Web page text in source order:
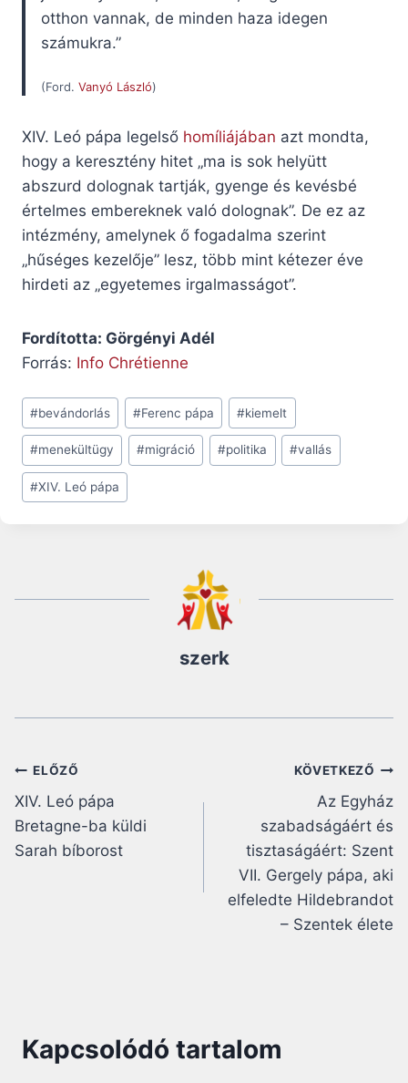
otthon vannak, de minden haza idegen
számukra.”
(Ford. Vanyó László)
XIV. Leó pápa legelső homíliájában azt mondta,
hogy a keresztény hitet „ma is sok helyütt
abszurd dolognak tartják, gyenge és kevésbé
értelmes embereknek való dolognak”. De ez az
intézmény, amelynek ő fogadalma szerint
„hűséges kezelője” lesz, több mint kétezer éve
hirdeti az „egyetemes irgalmasságot”.
Fordította: Görgényi Adél
Forrás: Info Chrétienne
Post
Tags:
#bevándorlás #Ferenc pápa #kiemelt
#menekültügy #migráció #politika #vallás
#XIV. Leó pápa
szerk
Bejegyzés
navigáció
ELŐZŐ
XIV. Leó pápa
Bretagne-ba küldi
Sarah bíborost
KÖVETKEZŐ
Az Egyház
szabadságáért és
tisztaságáért: Szent
VII. Gergely pápa, aki
elfeledte Hildebrandot
– Szentek élete
Kapcsolódó tartalom